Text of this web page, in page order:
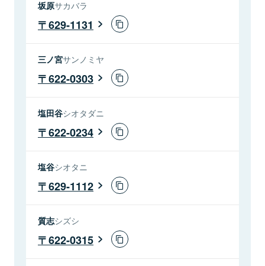
坂原サカバラ
629-1131
三ノ宮サンノミヤ
622-0303
塩田谷シオタダニ
622-0234
塩谷シオタニ
629-1112
質志シズシ
622-0315